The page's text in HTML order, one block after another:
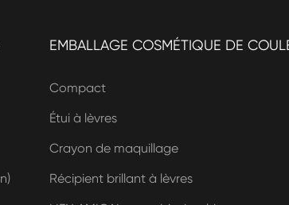
EMBALLAGE COSMÉTIQUE DE
Compact
Étui à lèvres
Crayon de maquillage
Récipient brillant à lèvres